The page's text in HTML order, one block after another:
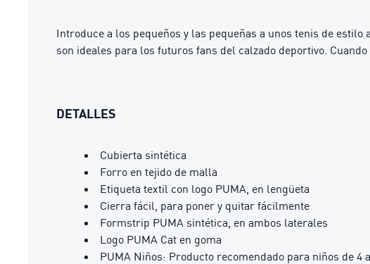
Introduce a los pequeños y las pequeñas a unos tenis de
son ideales para los futuros fans del calzado deportivo.
DETALLES
Cubierta sintética
Forro en tejido de malla
Etiqueta textil con logo PUMA, en lengüeta
Cierra fácil, para poner y quitar fácilmente
Formstrip PUMA sintética, en ambos laterales
Logo PUMA Cat en goma
PUMA Niños: Producto recomendado para niños de 4